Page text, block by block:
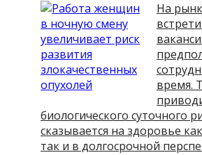
На
время.
биологического суточного
сказывается на здоровье
так и в долгосрочной